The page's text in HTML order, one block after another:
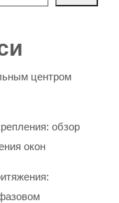
центром
обзор
окон